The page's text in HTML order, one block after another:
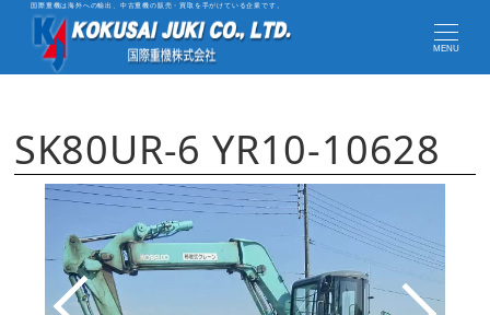
国際重機は海外への輸出、中古重機の販売・買取を手がけている企業です。
MENU
SK80UR-6 YR10-10628